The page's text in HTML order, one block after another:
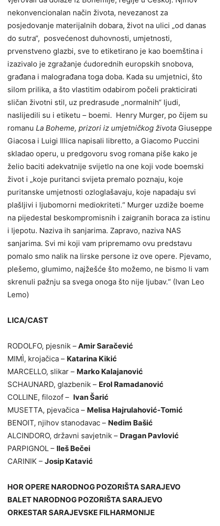
nekonvencionalan način života, nevezanost za
posjedovanje materijalnih dobara, život na ulici „od danas
do sutra“, posvećenost duhovnosti, umjetnosti,
prvenstveno glazbi, sve to etiketirano je kao boemština i
izazivalo je zgražanje ćudorednih europskih snobova,
građana i malograđana toga doba. Kada su umjetnici, što
silom prilika, a što vlastitim odabirom počeli prakticirati
sličan životni stil, uz predrasude „normalnih“ ljudi,
naslijedili su i etiketu – boemi. Henry Murger, po čijem su
romanu La Boheme, prizori iz umjetničkog života Giuseppe
Giacosa i Luigi Illica napisali libretto, a Giacomo Puccini
skladao operu, u predgovoru svog romana piše kako je
želio baciti adekvatnije svijetlo na one koji vode boemski
život i „koje puritanci svijeta premalo poznaju, koje
puritanske umjetnosti ozloglašavaju, koje napadaju svi
plašljivi i ljubomorni mediokriteti.“ Murger uzdiže boeme
na pijedestal beskompromisnih i zaigranih boraca za istinu
i ljepotu. Naziva ih sanjarima. Zapravo, naziva NAS
sanjarima. Svi mi koji vam pripremamo ovu predstavu
pomalo smo nalik na lirske persone iz ove opere. Pjevamo,
plešemo, glumimo, najžešće što možemo, ne bismo li vam
skrenuli pažnju sa svega onoga što nije ljubav.“ (Ivan Leo
Lemo)
LICA/CAST
RODOLFO, pjesnik –Amir Saračević
MIMÌ, krojačica – Katarina Kikić
MARCELLO, slikar – Marko Kalajanović
SCHAUNARD, glazbenik – Erol Ramadanović
COLLINE, filozof – Ivan Šarić
MUSETTA, pjevačica – Melisa Hajrulahović-Tomić
BENOIT, njihov stanodavac – Nedim Bašić
ALCINDORO, državni savjetnik – Dragan Pavlović
PARPIGNOL – Ileš Bečei
CARINIK – Josip Katavić
HOR OPERE NARODNOG POZORIŠTA SARAJEVO
BALET NARODNOG POZORIŠTA SARAJEVO
ORKESTAR SARAJEVSKE FILHARMONIJE